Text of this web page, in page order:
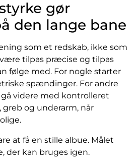
gør
den lange bane
som et redskab, ikke som
tilpas præcise og tilpas
følge med. For nogle starter
spændinger. For andre
videre med kontrolleret
og underarm, når
at få en stille albue. Målet
der kan bruges igen.